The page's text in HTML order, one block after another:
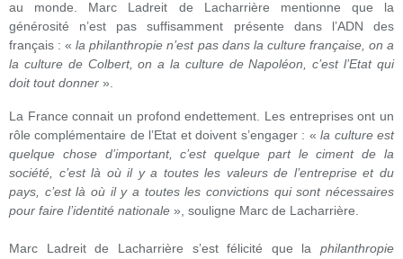
au monde. Marc Ladreit de Lacharrière mentionne que la
générosité n’est pas suffisamment présente dans l’ADN des
français : «la philanthropie n’est pas dans la culture française, on a
la culture de Colbert, on a la culture de Napoléon, c’est l’Etat qui
doit tout donner ».
La France connait un profond endettement. Les entreprises ont un
rôle complémentaire de l’Etat et doivent s’engager : «la culture est
quelque chose d’important, c’est quelque part le ciment de la
société, c’est là où il y a toutes les valeurs de l’entreprise et du
pays, c’est là où il y a toutes les convictions qui sont nécessaires
pour faire l’identité nationale », souligne Marc de Lacharrière.
Marc Ladreit de Lacharrière s’est félicité que la philanthropie